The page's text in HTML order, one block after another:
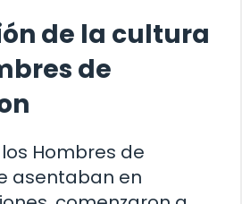
de la cultura
de
Hombres de
asentaban en